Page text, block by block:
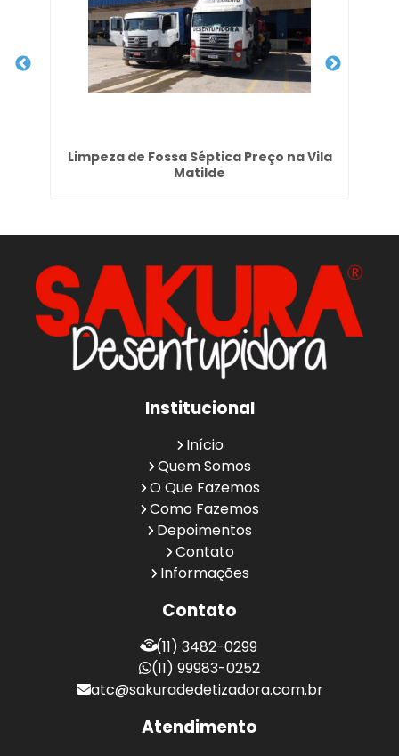
Limpeza de Fossa Séptica Preço na Vila
Matilde
Institucional
Início
Quem Somos
O Que Fazemos
Como Fazemos
Depoimentos
Contato
Informações
Contato
(11) 3482-0299
(11) 99983-0252
atc@sakuradedetizadora.com.br
Atendimento